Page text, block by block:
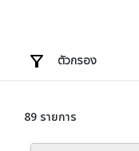
ตัวกรอง
89 รายการ